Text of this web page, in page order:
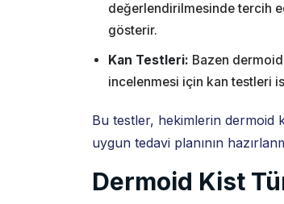
değerlendirilmesinde tercih
gösterir.
Kan Testleri: Bazen
incelenmesi için kan testleri
Bu testler, hekimlerin dermoid
uygun tedavi planının
Dermoid Kist